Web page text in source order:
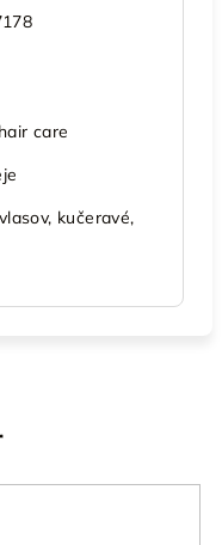
care
kučeravé,